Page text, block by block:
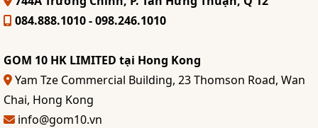
084.888.1010 - 098.246.1010
GOM 10 HK LIMITED tại Hong Kong
Yam Tze Commercial Building, 23 Thomson Road, Wan
Chai, Hong Kong
info@gom10.vn